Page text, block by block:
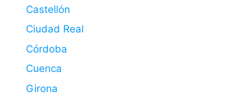
Castellón
Ciudad Real
Córdoba
Cuenca
Girona